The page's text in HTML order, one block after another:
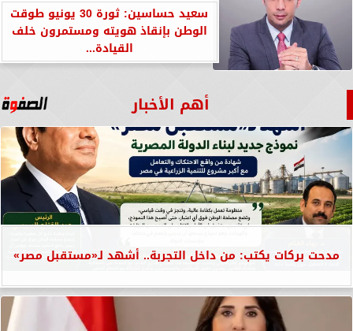
سعيد حساسين: ثورة 30 يونيو طوقت
الوطن بإنقاذ هويته ومستمرون خلف
القيادة...
أهم الأخبار
مدحت بركات يكتب: من داخل التجربة.. أشهد لـ«مستقبل مصر»